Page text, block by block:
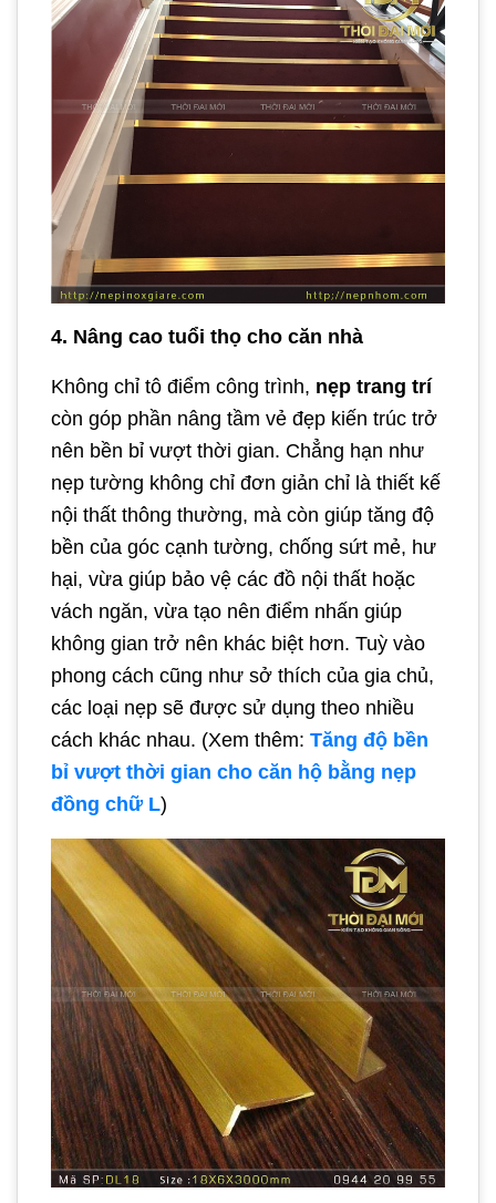
4. Nâng cao tuổi thọ cho căn nhà
Không chỉ tô điểm công trình, nẹp trang trí
còn góp phần nâng tầm vẻ đẹp kiến trúc trở
nên bền bỉ vượt thời gian. Chẳng hạn như
nẹp tường không chỉ đơn giản chỉ là thiết kế
nội thất thông thường, mà còn giúp tăng độ
bền của góc cạnh tường, chống sứt mẻ, hư
hại, vừa giúp bảo vệ các đồ nội thất hoặc
vách ngăn, vừa tạo nên điểm nhấn giúp
không gian trở nên khác biệt hơn. Tuỳ vào
phong cách cũng như sở thích của gia chủ,
các loại nẹp sẽ được sử dụng theo nhiều
cách khác nhau. (Xem thêm: Tăng độ bền
bỉ vượt thời gian cho căn hộ bằng nẹp
đồng chữ L)